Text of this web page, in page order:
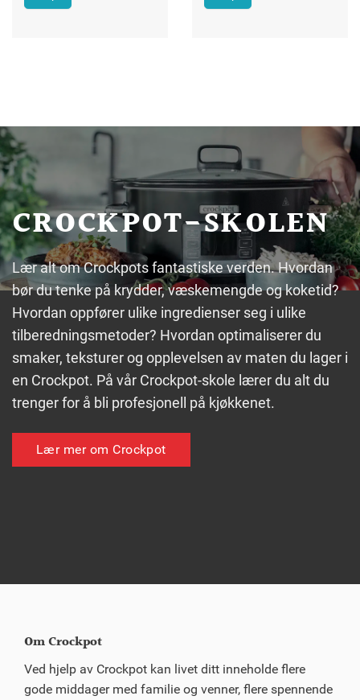
CROCKPOT-SKOLEN
Lær alt om Crockpots fantastiske verden. Hvordan
bør du tenke på krydder, væskemengde og koketid?
Hvordan oppfører ulike ingredienser seg i ulike
tilberedningsmetoder? Hvordan optimaliserer du
smaker, teksturer og opplevelsen av maten du lager i
en Crockpot. På vår Crockpot-skole lærer du alt du
trenger for å bli profesjonell på kjøkkenet.
Lær mer om Crockpot
Om Crockpot
Ved hjelp av Crockpot kan livet ditt inneholde flere
gode middager med familie og venner, flere spennende